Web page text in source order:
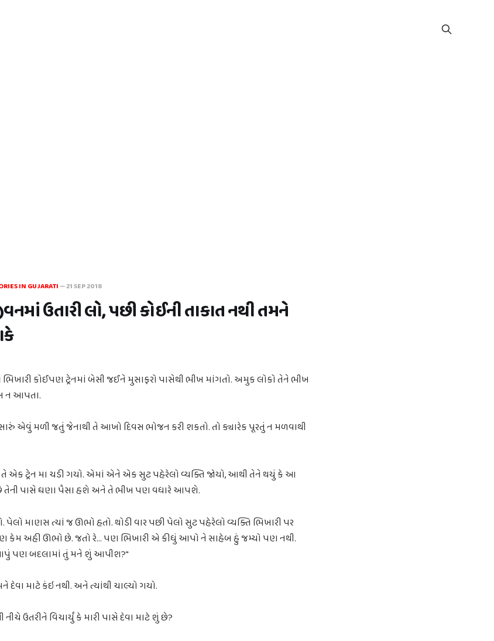
IN GUJARATI—21 SEP 2018
ઉતારી લો, પછી કોઈની તાકાત નથી તમને
કોઈપણ ટ્રેનમાં બેસી જઈને મુસાફરો પાસેથી ભીખ માંગતો. અમુક લોકો તેને ભીખ
ન આપતા.
એવું મળી જતું જેનાથી તે આખો દિવસ ભોજન કરી શકતો. તો ક્યારેક પૂરતું ન મળવાથી
એક ટ્રેન મા ચડી ગયો. એમાં એને એક સુટ પહેરેલો વ્યક્તિ જોયો, આથી તેને થયું કે આ
છે તેની પાસે ઘણા પૈસા હશે અને તે ભીખ પણ વધારે આપશે.
પેલો માણસ ત્યાં જ ઊભો હતો. થોડી વાર પછી પેલો સુટ પહેરેલો વ્યક્તિ ભિખારી પર
પણ કેમ અહી ઊભો છે. જતો રે... પણ ભિખારી એ કીધું આપો ને સાહેબ હું જમ્યો પણ નથી.
પણ બદલામાં તું મને શું આપીશ?"
દેવા માટે કંઇ નથી. અને ત્યાંથી ચાલ્યો ગયો.
નીચે ઉતરીને વિચાર્યું કે મારી પાસે દેવા માટે શું છે?